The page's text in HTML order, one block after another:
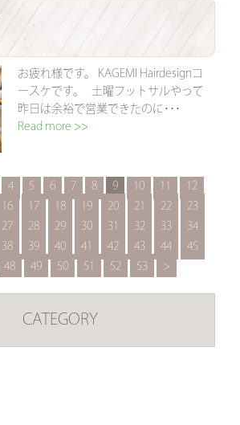
お疲れ様です。 KAGEMI Hairdesignコ
ースケです。 土曜フットサルやって
昨日は余裕で営業できたのに･･･
Read more >>
4 5 6 7 8 9 10 11
12
16 17 18 19 20 21 22
23
27 28 29 30 31 32 33
34
38 39 40 41 42 43 44
45
48 49 50 51 52 53 >
CATEGORY